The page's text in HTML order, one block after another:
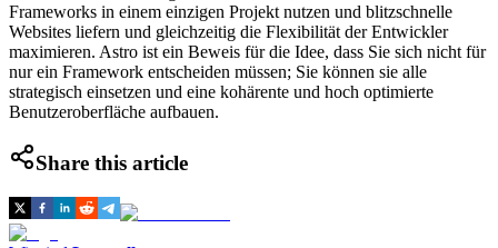
Frameworks in einem einzigen Projekt nutzen und blitzschnelle
Websites liefern und gleichzeitig die Flexibilität der Entwickler
maximieren. Astro ist ein Beweis für die Idee, dass Sie sich nicht für
nur ein Framework entscheiden müssen; Sie können sie alle
strategisch einsetzen und eine kohärente und hoch optimierte
Benutzeroberfläche aufbauen.
Share this article